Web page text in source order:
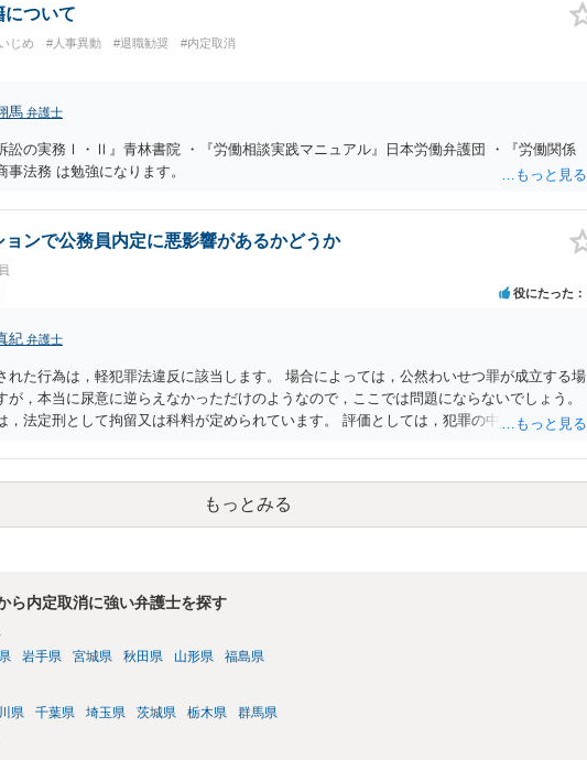
の直前というような場合は、入社辞退の理由や連絡が遅れた事情などによっては、損害賠
んので、実務的には、入社予定者への法的措置は難しいと考えられます。 結論として、本
速やかに入社辞退の連絡をすれば、貴方が法的に責任を負うことになる事態は考えづらい
影響も特に考えられません。
について
じめ #人事異動 #退職勧奨 #内定取消
馬 弁護士
訟の実務Ⅰ・Ⅱ』青林書院 ・『労働相談実践マニュアル』日本労働弁護団 ・『労働関係
事法務 は勉強になります。
ョンで公務員内定に悪影響があるかどうか
役にたった
紀 弁護士
れた行為は，軽犯罪法違反に該当します。 場合によっては，公然わいせつ罪が成立する場
が，本当に尿意に逆らえなかっただけのようなので，ここでは問題にならないでしょう。
，法定刑として拘留又は科料が定められています。 評価としては，犯罪の中では比較的軽
った場合には欠格要件に該当することになるので失職します。 本件の場合，法定刑からし
することはありません。 しかし，懲戒には該当する可能性があることは否定できません。
軽重が影響するものではないのです（処分の軽重には影響するとは思いますが。）。 ま
っていませんから，直接該当するわけではありませんが，この点に不安を覚えてもやむを
ほどの常習犯か，警察官の現認以外には，警察が事件として把握することはないと思いま
，もし警察に通報する気があるなら，その場で対応したと思います。車のナンバーだけで
誰かを特定することはできませんから，立ちションした方を特定できる状態で警察に来て
決も早いのです。 ナンバーを記載したのは，店において利用を控えてもらう対象に考える
思います。 仮に警察に通報されたとしても，車のナンバーだけでは犯人のグループを把握
を特定することはできません。 軽犯罪法違反で特定されるようなことがあったとしても，
大きいとは思います。 前歴にはなりますが，前科ほどの影響はないでしょう。そして，そ
もっとみる
ら内定取消に強い弁護士を探す
岩手県 宮城県 秋田県 山形県 福島県
県 千葉県 埼玉県 茨城県 栃木県 群馬県